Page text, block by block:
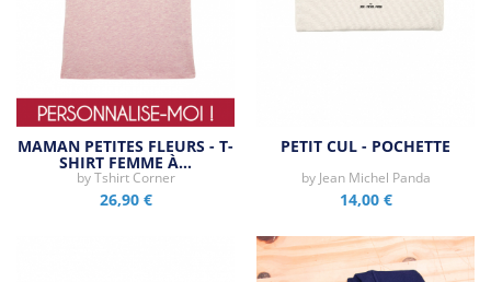
MAMAN PETITES FLEURS - T-
SHIRT FEMME À…
byTshirt Corner
26,90 €
PETIT CUL - POCHETTE
by Jean Michel Panda
14,00 €